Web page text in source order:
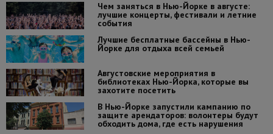
Чем заняться в Нью-Йорке в августе:
лучшие концерты, фестивали и летние
события
Лучшие бесплатные бассейны в Нью-
Йорке для отдыха всей семьей
Августовские мероприятия в
библиотеках Нью-Йорка, которые вы
захотите посетить
В Нью-Йорке запустили кампанию по
защите арендаторов: волонтеры будут
обходить дома, где есть нарушения